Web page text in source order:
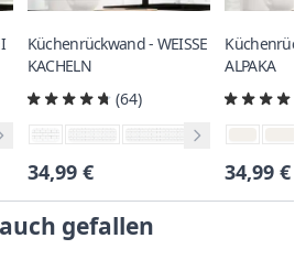
Küchenrückwand - WEISSE
KACHELN
(64)
34,99 €
ALPAKA
34,99 €
gefallen